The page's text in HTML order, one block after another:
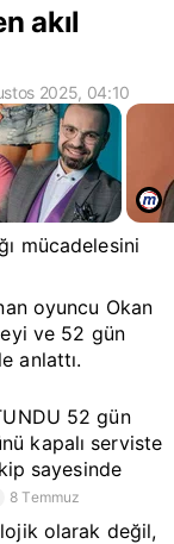
akıl
2025, 04:10
mücadelesini
oyuncu Okan
ve 52 gün
anlattı.
52 gün
kapalı serviste
sayesinde
8 Temmuz
olarak değil,